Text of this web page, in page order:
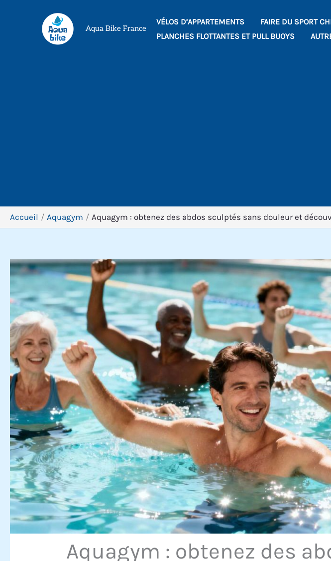
Aqua Bike France
VÉLOS D’APPARTEMENTS FAIRE DU SPORT
PLANCHES FLOTTANTES ET PULL BUOYS
Accueil Aquagym Aquagym : obtenez des abdos sculptés sans douleur et
Aquagym : obtenez des